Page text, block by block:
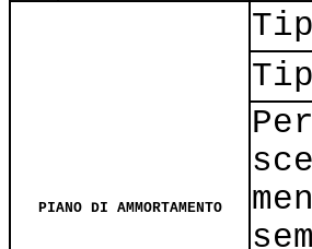
PIANO DI AMMORTAMENTO